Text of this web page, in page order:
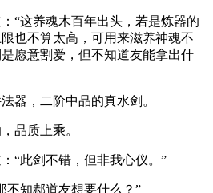
“这养魂木百年出头，若是炼器的
也不算太高，可用来滋养神魂不
愿意割爱，但不知道友能拿出什
器，二阶中品的真水剑。
品质上乘。
“此剑不错，但非我心仪。”
不知郝道友想要什么？”